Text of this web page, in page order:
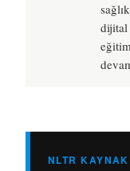
dijital
NLTR KAYNAK